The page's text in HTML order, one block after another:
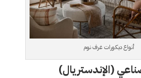
أنواع ديكورات غرف نوم
(الإندستريال)